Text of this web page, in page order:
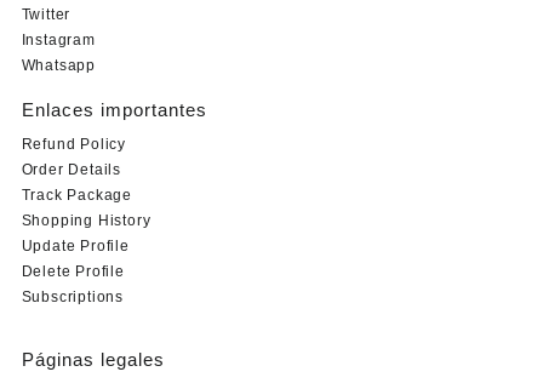
Twitter
Instagram
Whatsapp
Enlaces importantes
Refund Policy
Order Details
Track Package
Shopping History
Update Profile
Delete Profile
Subscriptions
Páginas legales